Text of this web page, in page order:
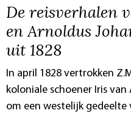
De reisverhalen
en Arnoldus
uit 1828
In april 1828 vertrokken
koloniale schoener Iris
om een westelijk